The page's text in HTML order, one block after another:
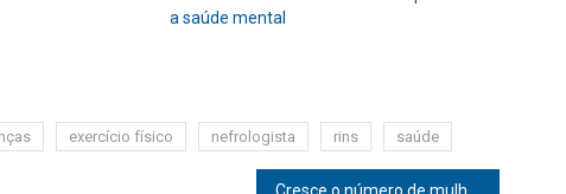
a saúde mental
exercício físico nefrologista rins saúde